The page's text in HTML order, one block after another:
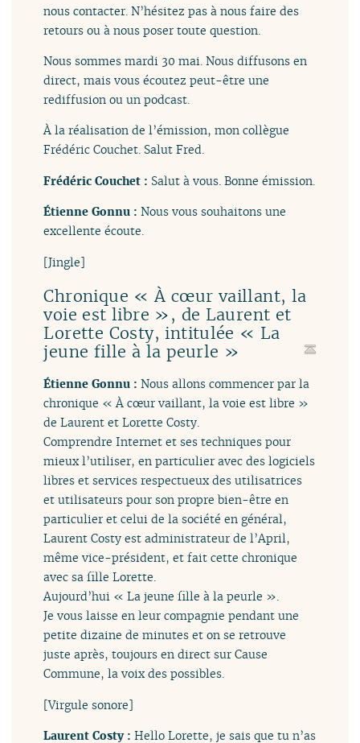
nous contacter. N’hésitez pas à nous faire des
retours ou à nous poser toute question.
Nous sommes mardi 30 mai. Nous diffusons en
direct, mais vous écoutez peut-être une
rediffusion ou un podcast.
À la réalisation de l’émission, mon collègue
Frédéric Couchet. Salut Fred.
Frédéric Couchet : Salut à vous. Bonne émission.
Étienne Gonnu :Nous vous souhaitons une
excellente écoute.
[Jingle]
Chronique « À cœur vaillant, la
voie est libre », de Laurent et
Lorette Costy, intitulée « La
jeune fille à la peurle »
Étienne Gonnu :Nous allons commencer par la
chronique « À cœur vaillant, la voie est libre »
de Laurent et Lorette Costy.
Comprendre Internet et ses techniques pour
mieux l’utiliser, en particulier avec des logiciels
libres et services respectueux des utilisatrices
et utilisateurs pour son propre bien-être en
particulier et celui de la société en général,
Laurent Costy est administrateur de l’April,
même vice-président, et fait cette chronique
avec sa fille Lorette.
Aujourd’hui « La jeune fille à la peurle ».
Je vous laisse en leur compagnie pendant une
petite dizaine de minutes et on se retrouve
juste après, toujours en direct sur Cause
Commune, la voix des possibles.
[Virgule sonore]
Laurent Costy :Hello Lorette, je sais que tu n’as